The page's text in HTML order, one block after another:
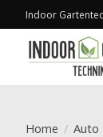
Indoor
Home / Auto